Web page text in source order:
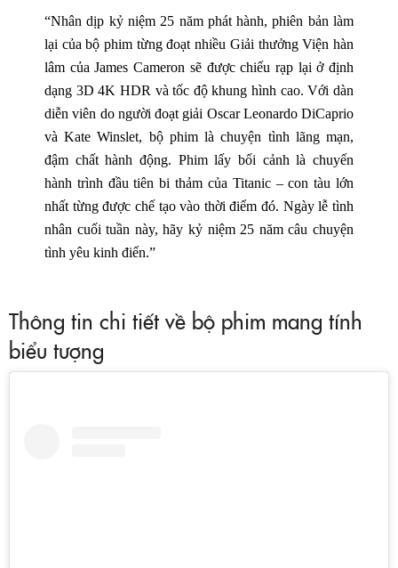
“Nhân dịp kỷ niệm 25 năm phát hành, phiên bản làm
lại của bộ phim từng đoạt nhiều Giải thưởng Viện hàn
lâm của James Cameron sẽ được chiếu rạp lại ở định
dạng 3D 4K HDR và tốc độ khung hình cao. Với dàn
diễn viên do người đoạt giải Oscar Leonardo DiCaprio
và Kate Winslet, bộ phim là chuyện tình lãng mạn,
đậm chất hành động. Phim lấy bối cảnh là chuyến
hành trình đầu tiên bi thảm của Titanic – con tàu lớn
nhất từng được chế tạo vào thời điểm đó. Ngày lễ tình
nhân cuối tuần này, hãy kỷ niệm 25 năm câu chuyện
tình yêu kinh điển.”
Thông tin chi tiết về bộ phim mang tính
biểu tượng